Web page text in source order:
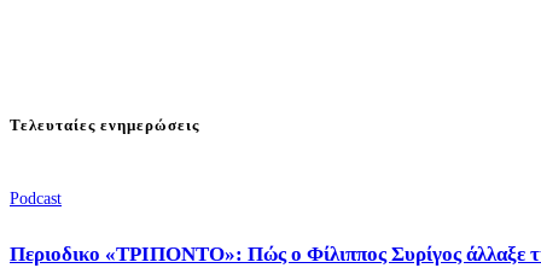
Τελευταίες ενημερώσεις
Podcast
Περιοδικο «ΤΡΙΠΟΝΤΟ»: Πώς ο Φίλιππος Συρίγος άλλαξε